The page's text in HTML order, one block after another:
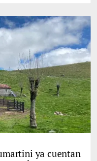
ya cuentan